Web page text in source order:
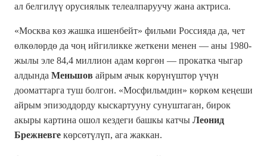
ал белгилүү орусиялык телеалпаруучу жана актриса.
«Москва көз жашка ишенбейт» фильми Россияда да, чет
өлкөлөрдө да чоң ийгиликке жеткени менен — аны 1980-
жылы эле 84,4 миллион адам көргөн — прокатка чыгар
алдында Меньшов айрым ачык көрүнүштөр үчүн
дооматтарга туш болгон. «Мосфильмдин» көркөм кеңеши
айрым эпизоддорду кыскартууну сунуштаган, бирок
акыры картина ошол кездеги башкы катчы Леонид
Брежневге көрсөтүлүп, ага жаккан.